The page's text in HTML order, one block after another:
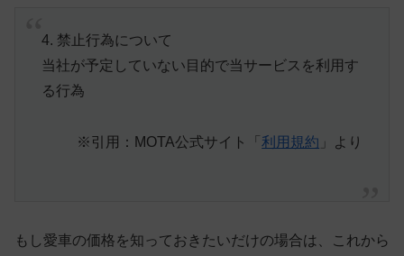
4. 禁止行為について
当社が予定していない目的で当サービスを利用す
る行為
※引用：MOTA公式サイト「利用規約 」より
もし愛車の価格を知っておきたいだけの場合は、これから